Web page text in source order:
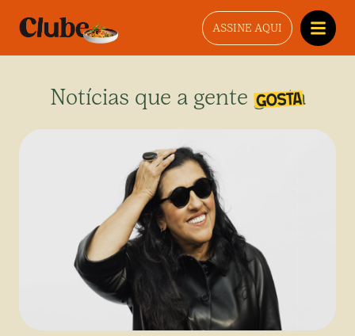
ASSINE AQUI
Notícias que a gente gosta